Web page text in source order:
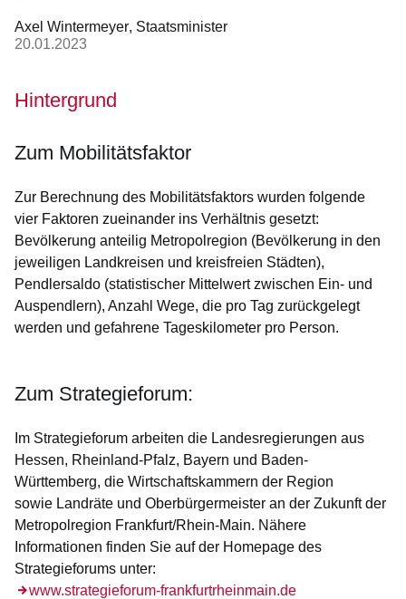
Axel Wintermeyer Staatsminister
20.01.2023
Hintergrund
Zum Mobilitätsfaktor
Zur Berechnung des Mobilitätsfaktors wurden folgende
vier Faktoren zueinander ins Verhältnis gesetzt:
Bevölkerung anteilig Metropolregion (Bevölkerung in den
jeweiligen Landkreisen und kreisfreien Städten),
Pendlersaldo (statistischer Mittelwert zwischen Ein- und
Auspendlern), Anzahl Wege, die pro Tag zurückgelegt
werden und gefahrene Tageskilometer pro Person.
Zum Strategieforum:
Im Strategieforum arbeiten die Landesregierungen aus
Hessen, Rheinland-Pfalz, Bayern und Baden-
Württemberg, die Wirtschaftskammern der Region
sowie Landräte und Oberbürgermeister an der Zukunft der
Metropolregion Frankfurt/Rhein-Main. Nähere
Informationen finden Sie auf der Homepage des
Strategieforums unter:
www.strategieforum-frankfurtrheinmain.de